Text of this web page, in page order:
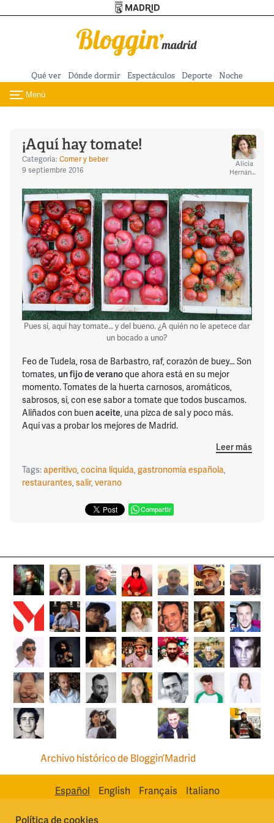
Pasar al contenido principal
Qué ver Dónde dormir Espectáculos Deporte Noche
Toggle navigation
Menú
¡Aquí hay tomate!
Categoría: Comer y beber
9 septiembre 2016
Alicia
Hernández
Pues sí, aquí hay tomate… y del bueno. ¿A quién no le apetece dar
un bocado a uno?
Feo de Tudela, rosa de Barbastro, raf, corazón de buey… Son
tomates, un fijo de veranoque ahora está en su mejor
momento. Tomates de la huerta carnosos, aromáticos,
sabrosos, sí, con ese sabor a tomate que todos buscamos.
Aliñados con buenaceite, una pizca de sal y poco más.
Aquí vas a probar los mejores de Madrid.
Leer más
Tags:aperitivo,cocina líquida,gastronomía española,
restaurantes,salir,verano
Compartir
Archivo histórico de Bloggin’Madrid
Español English Français Italiano
Política de cookies